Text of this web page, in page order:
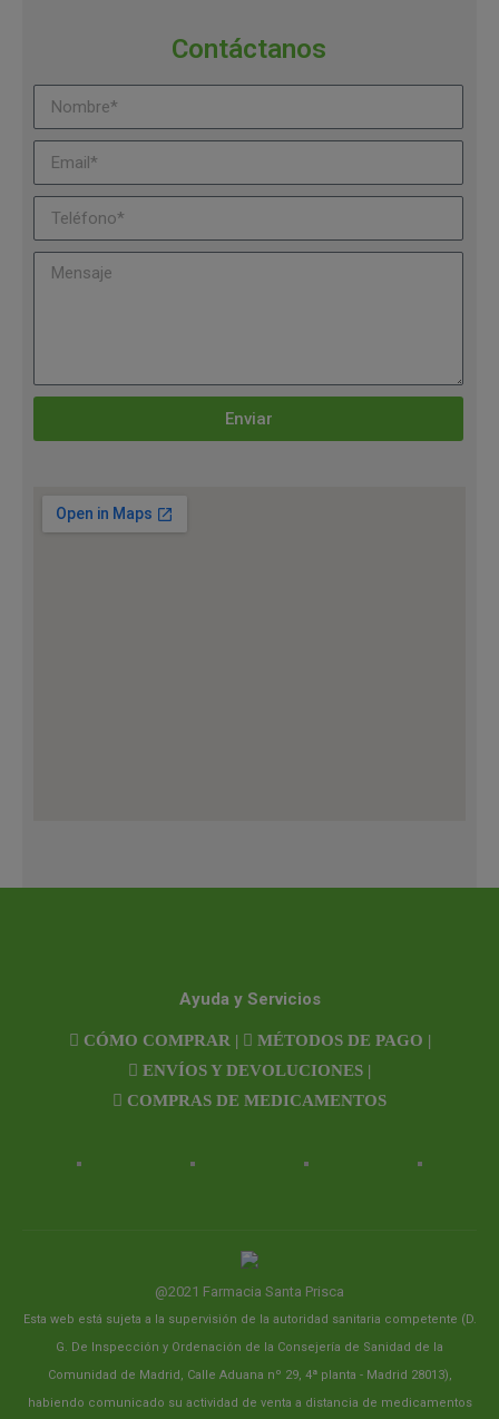
Contáctanos
Enviar
Ayuda y Servicios
CÓMO COMPRAR |
MÉTODOS DE PAGO |
ENVÍOS Y DEVOLUCIONES |
COMPRAS DE MEDICAMENTOS
@2021 Farmacia Santa Prisca
Esta web está sujeta a la supervisión de la autoridad sanitaria competente (D.
G. De Inspección y Ordenación de la Consejería de Sanidad de la
Comunidad de Madrid, Calle Aduana nº 29, 4ª planta - Madrid 28013),
habiendo comunicado su actividad de venta a distancia de medicamentos